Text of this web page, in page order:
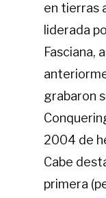
en tierras
liderada
Fasciana,
grabaron
2004 de
Cabe
primera